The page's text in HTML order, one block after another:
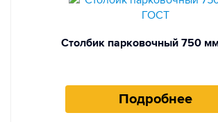
Столбик парковочный 750
Подробнее